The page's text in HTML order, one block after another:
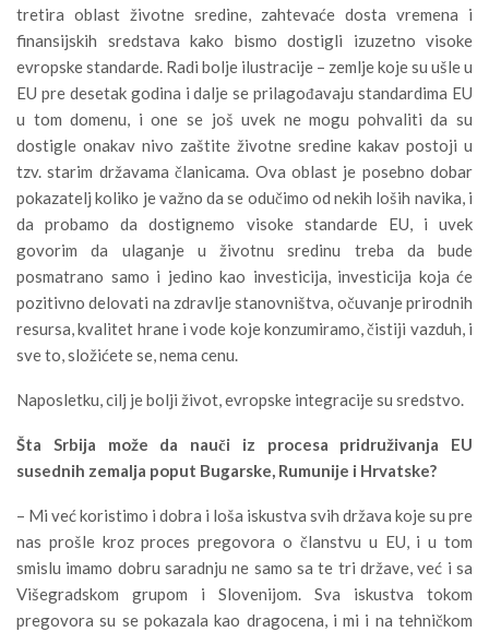
tretira oblast životne sredine, zahtevaće dosta vremena i
finansijskih sredstava kako bismo dostigli izuzetno visoke
evropske standarde. Radi bolje ilustracije – zemlje koje su ušle u
EU pre desetak godina i dalje se prilagođavaju standardima EU
u tom domenu, i one se još uvek ne mogu pohvaliti da su
dostigle onakav nivo zaštite životne sredine kakav postoji u
tzv. starim državama članicama. Ova oblast je posebno dobar
pokazatelj koliko je važno da se odučimo od nekih loših navika, i
da probamo da dostignemo visoke standarde EU, i uvek
govorim da ulaganje u životnu sredinu treba da bude
posmatrano samo i jedino kao investicija, investicija koja će
pozitivno delovati na zdravlje stanovništva, očuvanje prirodnih
resursa, kvalitet hrane i vode koje konzumiramo, čistiji vazduh, i
sve to, složićete se, nema cenu.
Naposletku, cilj je bolji život, evropske integracije su sredstvo.
Šta Srbija može da nauči iz procesa pridruživanja EU
susednih zemalja poput Bugarske, Rumunije i Hrvatske?
– Mi već koristimo i dobra i loša iskustva svih država koje su pre
nas prošle kroz proces pregovora o članstvu u EU, i u tom
smislu imamo dobru saradnju ne samo sa te tri države, već i sa
Višegradskom grupom i Slovenijom. Sva iskustva tokom
pregovora su se pokazala kao dragocena, i mi i na tehničkom